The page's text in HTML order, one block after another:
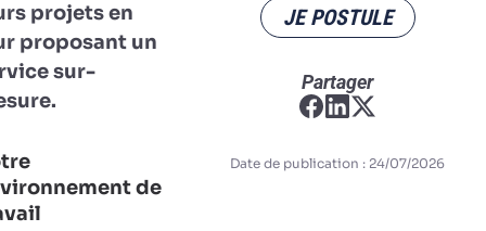
projets en
proposant un
sur-
de
JE POSTULE
Partager
Date de publication : 24/07/2026